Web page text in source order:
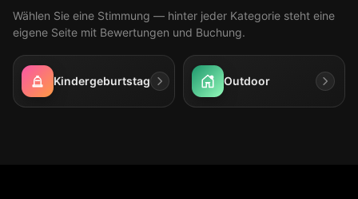
Wählen Sie eine Stimmung — hinter jeder Kategorie steht eine
eigene Seite mit Bewertungen und Buchung.
Kindergeburtstag Outdoor